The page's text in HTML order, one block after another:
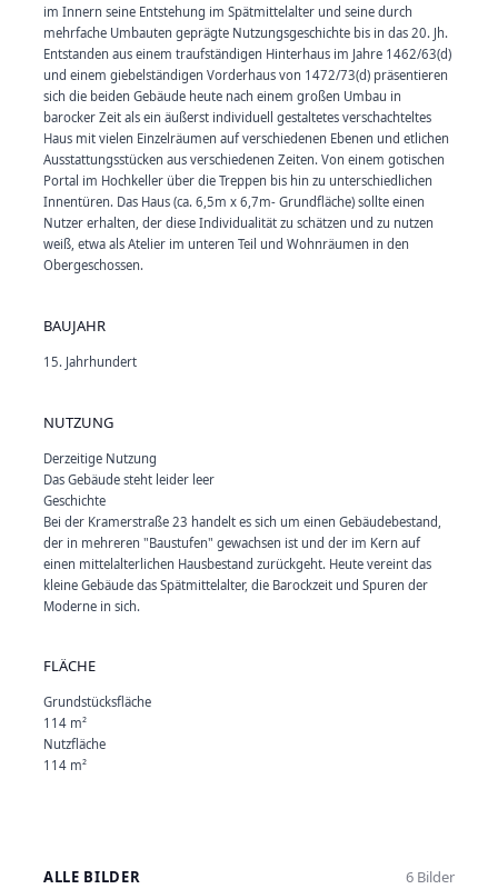
im Innern seine Entstehung im Spätmittelalter und seine durch
mehrfache Umbauten geprägte Nutzungsgeschichte bis in das 20. Jh.
Entstanden aus einem traufständigen Hinterhaus im Jahre 1462/63(d)
und einem giebelständigen Vorderhaus von 1472/73(d) präsentieren
sich die beiden Gebäude heute nach einem großen Umbau in
barocker Zeit als ein äußerst individuell gestaltetes verschachteltes
Haus mit vielen Einzelräumen auf verschiedenen Ebenen und etlichen
Ausstattungsstücken aus verschiedenen Zeiten. Von einem gotischen
Portal im Hochkeller über die Treppen bis hin zu unterschiedlichen
Innentüren. Das Haus (ca. 6,5m x 6,7m- Grundfläche) sollte einen
Nutzer erhalten, der diese Individualität zu schätzen und zu nutzen
weiß, etwa als Atelier im unteren Teil und Wohnräumen in den
Obergeschossen.
BAUJAHR
15. Jahrhundert
NUTZUNG
Derzeitige Nutzung
Das Gebäude steht leider leer
Geschichte
Bei der Kramerstraße 23 handelt es sich um einen Gebäudebestand,
der in mehreren "Baustufen" gewachsen ist und der im Kern auf
einen mittelalterlichen Hausbestand zurückgeht. Heute vereint das
kleine Gebäude das Spätmittelalter, die Barockzeit und Spuren der
Moderne in sich.
FLÄCHE
Grundstücksfläche
114 m²
Nutzfläche
114 m²
ALLE BILDER 6 Bilder